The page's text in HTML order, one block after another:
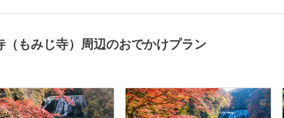
（もみじ寺）周辺のおでかけプラン